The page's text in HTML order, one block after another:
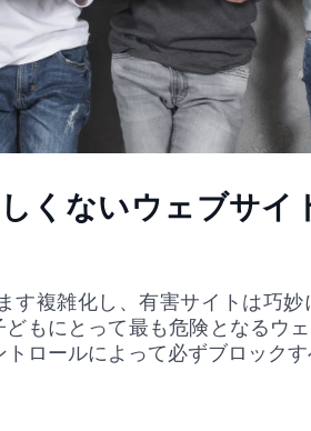
くないウェブサイ
す複雑化し、有害サイトは巧
もにとって最も危険となるウ
ロールによって必ずブロック